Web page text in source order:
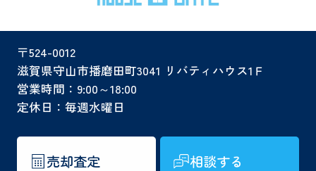
〒524-0012
滋賀県守山市播磨田町3041 リバティハウス1Ｆ
営業時間：9:00～18:00
定休日：毎週水曜日
売却査定 相談する